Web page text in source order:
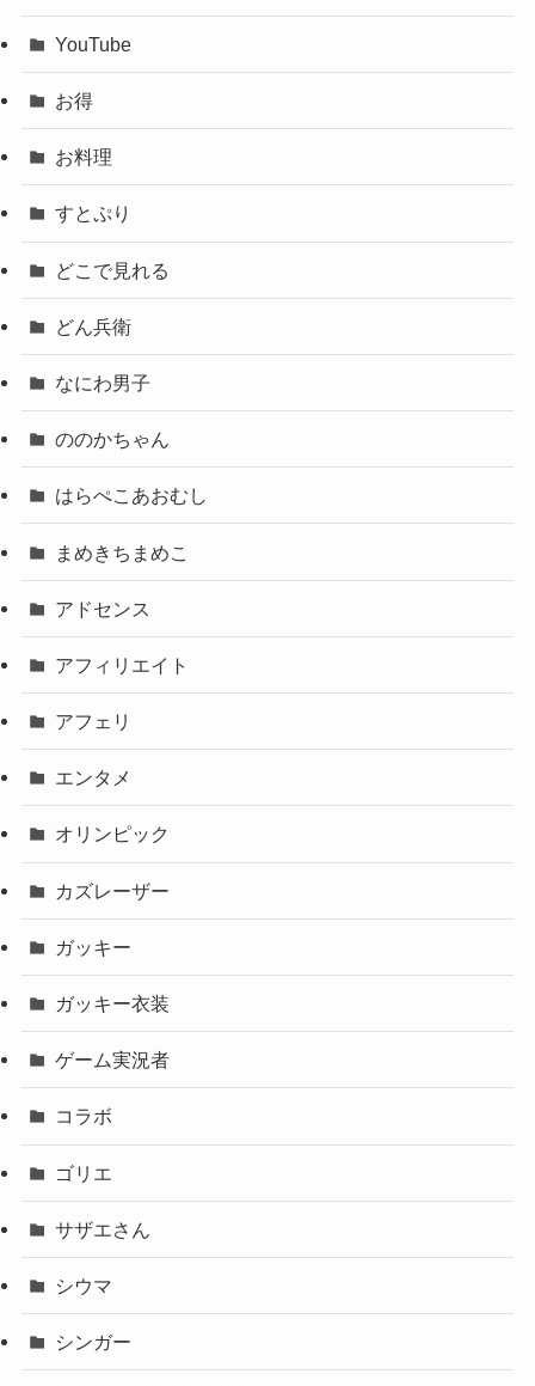
YouTube
お得
お料理
すとぷり
どこで見れる
どん兵衛
なにわ男子
ののかちゃん
はらぺこあおむし
まめきちまめこ
アドセンス
アフィリエイト
アフェリ
エンタメ
オリンピック
カズレーザー
ガッキー
ガッキー衣装
ゲーム実況者
コラボ
ゴリエ
サザエさん
シウマ
シンガー